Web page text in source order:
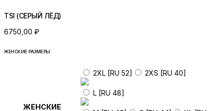
TSI (СЕРЫЙ ЛЁД)
6750,00 ₽
ЖЕНСКИЕ РАЗМЕРЫ
ЖЕНСКИЕ
2XL [RU 52] 2XS [RU 40]
L [RU 48]